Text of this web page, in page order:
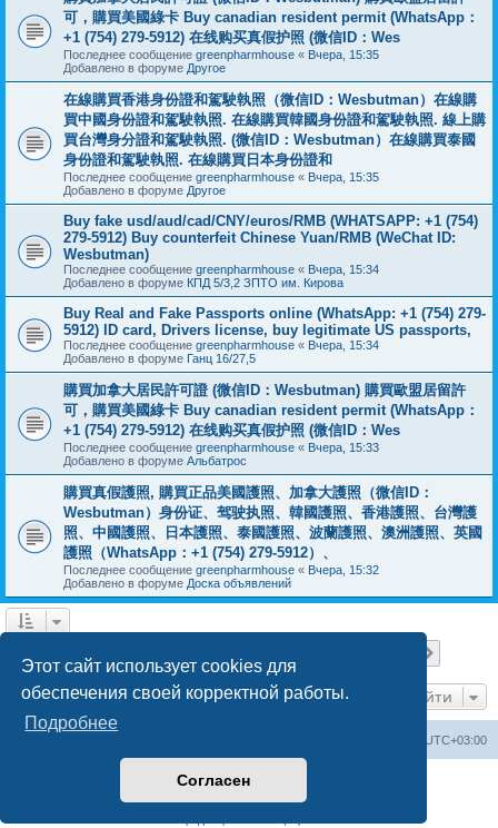
Этот сайт использует cookies для
обеспечения своей корректной работы.
Подробнее
Согласен
可，購買美國綠卡 Buy canadian resident permit (WhatsApp：
+1 (754) 279-5912) 在线购买真假护照 (微信ID：Wes
Последнее сообщение greenpharmhouse « Вчера, 15:35
Добавлено в форуме Другое
在線購買香港身份證和駕駛執照（微信ID：Wesbutman）在線購
買中國身份證和駕駛執照. 在線購買韓國身份證和駕駛執照. 線上購
買台灣身分證和駕駛執照. (微信ID：Wesbutman）在線購買泰國
身份證和駕駛執照. 在線購買日本身份證和
Последнее сообщение greenpharmhouse « Вчера, 15:35
Добавлено в форуме Другое
Buy fake usd/aud/cad/CNY/euros/RMB (WHATSAPP: +1 (754)
279-5912) Buy counterfeit Chinese Yuan/RMB (WeChat ID:
Wesbutman)
Последнее сообщение greenpharmhouse « Вчера, 15:34
Добавлено в форуме КПД 5/3,2 ЗПТО им. Кирова
Buy Real and Fake Passports online (WhatsApp: +1 (754) 279-
5912) ID card, Drivers license, buy legitimate US passports,
Последнее сообщение greenpharmhouse « Вчера, 15:34
Добавлено в форуме Ганц 16/27,5
購買加拿大居民許可證 (微信ID：Wesbutman) 購買歐盟居留許
可，購買美國綠卡 Buy canadian resident permit (WhatsApp：
+1 (754) 279-5912) 在线购买真假护照 (微信ID：Wes
Последнее сообщение greenpharmhouse « Вчера, 15:33
Добавлено в форуме Альбатрос
購買真假護照, 購買正品美國護照、加拿大護照（微信ID：
Wesbutman）身份证、驾驶执照、韓國護照、香港護照、台灣護
照、中國護照、日本護照、泰國護照、波蘭護照、澳洲護照、英國
護照（WhatsApp：+1 (754) 279-5912）、
Последнее сообщение greenpharmhouse « Вчера, 15:32
Добавлено в форуме Доска объявлений
Перейти
UTC+03:00
Создано на основеphpBB® Forum Software © phpBB Limited
Русская поддержка phpBB